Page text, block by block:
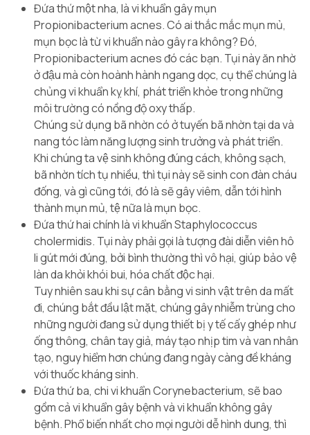
Đứa thứ một nha, là vi khuẩn gây mụn
Propionibacterium acnes. Có ai thắc mắc mụn mủ,
mụn bọc là từ vi khuẩn nào gây ra không? Đó,
Propionibacterium acnesđó các bạn. Tụi này ăn nhờ
ở đậu mà còn hoành hành ngang dọc, cụ thể chúng là
chủng vi khuẩn kỵ khí, phát triển khỏe trong những
môi trường có nồng độ oxy thấp.
Chúng sử dụng bã nhờn có ở tuyến bã nhờn tại da và
nang tóc làm năng lượng sinh trưởng và phát triển.
Khi chúng ta vệ sinh không đúng cách, không sạch,
bã nhờn tích tụ nhiều, thì tụi này sẽ sinh con đàn cháu
đống, và gì cũng tới, đó là sẽ gây viêm, dẫn tới hình
thành mụn mủ, tệ nữa là mụn bọc.
Đứa thứ hai chính là vi khuẩnStaphylococcus
cholermidis. Tụi này phải gọi là tượng đài diễn viên hô
li gút mới đúng, bởi bình thường thì vô hại, giúp bảo vệ
làn da khỏi khói bui, hóa chất độc hại.
Tuy nhiên sau khi sự cân bằng vi sinh vật trên da mất
đi, chúng bắt đầu lật mặt, chúng gây nhiễm trùng cho
những người đang sử dụng thiết bị y tế cấy ghép như
ống thông, chân tay giả, máy tạo nhịp tim và van nhân
tạo, nguy hiểm hơn chúng đang ngày càng đề kháng
với thuốc kháng sinh.
Đứa thứ ba, chi vi khuẩnCorynebacterium, sẽ bao
gồm cả vi khuẩn gây bệnh và vi khuẩn không gây
bệnh. Phổ biến nhất cho mọi người dễ hình dung, thì